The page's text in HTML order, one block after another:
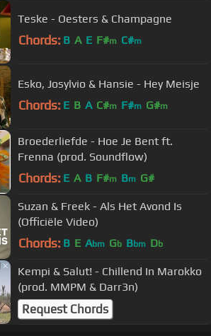
Teske - Oesters & Champagne
Chords: B A E F#m C#m
Esko, Josylvio & Hansie - Hey Meisje
Chords: E B A C#m F#m G#m
Broederliefde - Hoe Je Bent ft.
Frenna (prod. Soundflow)
Chords: E A B F#m Bm G#
Suzan & Freek - Als Het Avond Is
(Officiële Video)
Chords: B E Abm Gb Bbm Db
Kempi & Salut! - Chillend In Marokko
(prod. MMPM & Darr3n)
Request Chords